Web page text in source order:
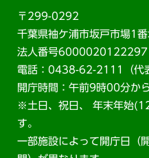
〒299-0292
千葉県袖ケ浦市坂戸市場1番
法人番号6000020122297
電話：0438-62-2111（代
開庁時間：午前9時00分か
※土日、祝日、 年末年始
す。
一部施設によって開庁日（